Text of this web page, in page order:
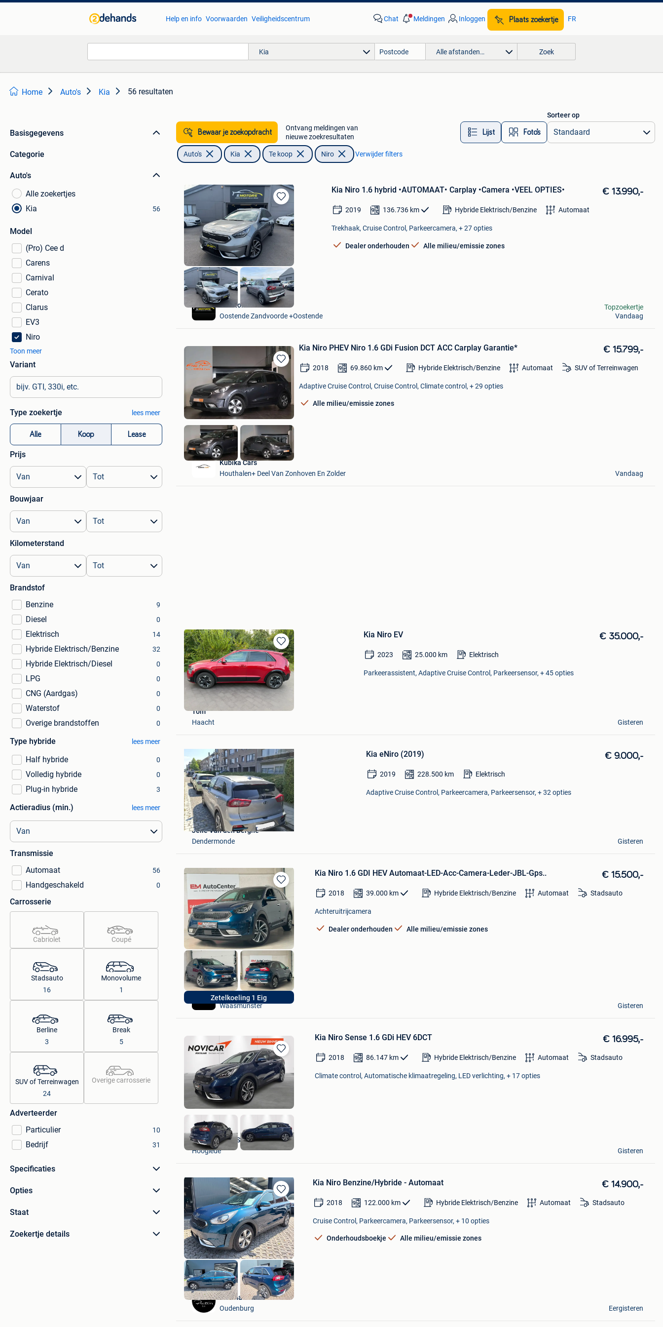
Help en info Voorwaarden Veiligheidscentrum Chat Meldingen Inloggen Plaats zoekertje FR
Kia Alle afstanden… Zoek
Home Auto's Kia 56 resultaten
Basisgegevens
Categorie
Auto's
Alle zoekertjes
Kia
56
Model
(Pro) Cee d
Carens
Carnival
Cerato
Clarus
EV3
Niro
Toon meer
Variant
Type zoekertje lees meer
Alle Koop Lease
Prijs
Bouwjaar
Kilometerstand
Brandstof
Benzine
9
Diesel 0
Elektrisch 14
Hybride Elektrisch/Benzine 32
Hybride Elektrisch/Diesel 0
LPG 0
CNG (Aardgas) 0
Waterstof 0
Overige brandstoffen 0
Type hybride lees meer
Half hybride 0
Volledig hybride 0
Plug-in hybride 3
Actieradius (min.) lees meer
Transmissie
Automaat
56
Handgeschakeld 0
Carrosserie
Cabriolet Coupé
Stadsauto
16
Monovolume
1
Berline
3
Break
5
SUV of Terreinwagen
24
Overige carrosserie
Adverteerder
Particulier
10
Bedrijf 31
Specificaties
Opties
Staat
Zoekertje details
Bewaar je zoekopdracht
Ontvang meldingen van
nieuwe zoekresultaten
Lijst Foto’s
Sorteer op
Auto's Kia Te koop Niro Verwijder filters
Bewaren
in
Mijn
Favorieten
Kia Niro 1.6 hybrid •AUTOMAAT• Carplay •Camera •VEEL OPTIES• € 13.990,-
2019 136.736 km Hybride Elektrisch/Benzine Automaat
Trekhaak, Cruise Control, Parkeercamera, + 27 opties
Dealer onderhouden Alle milieu/emissie zones
S Motors
Oostende Zandvoorde +Oostende
Topzoekertje
Vandaag
Bewaren
Mijn
Favorieten
Kia Niro PHEV Niro 1.6 GDi Fusion DCT ACC Carplay Garantie* € 15.799,-
2018 69.860 km Hybride Elektrisch/Benzine Automaat SUV of Terreinwagen
Adaptive Cruise Control, Cruise Control, Climate control, + 29 opties
Alle milieu/emissie zones
Kubika Cars
Houthalen+ Deel Van Zonhoven En Zolder
Vandaag
Bewaren
in
Mijn
Favorieten
Kia Niro EV € 35.000,-
2023 25.000 km Elektrisch
Parkeerassistent, Adaptive Cruise Control, Parkeersensor, + 45 opties
Tom
Haacht
Gisteren
Mijn
Favorieten
Kia eNiro (2019) € 9.000,-
2019 228.500 km Elektrisch
Adaptive Cruise Control, Parkeercamera, Parkeersensor, + 32 opties
Jelle Van den Berghe
Dendermonde
Gisteren
Bewaren
in
Mijn
Favorieten
Zetelkoeling 1 Eig
Kia Niro 1.6 GDI HEV Automaat-LED-Acc-Camera-Leder-JBL-Gps.. € 15.500,-
2018 39.000 km Hybride Elektrisch/Benzine Automaat Stadsauto
Achteruitrijcamera
Dealer onderhouden Alle milieu/emissie zones
EM AutoCenter
Waasmunster
Gisteren
Bewaren
in
Mijn
Favorieten
Kia Niro Sense 1.6 GDi HEV 6DCT € 16.995,-
2018 86.147 km Hybride Elektrisch/Benzine Automaat Stadsauto
Climate control, Automatische klimaatregeling, LED verlichting, + 17 opties
NOVICAR ROESELARE
Hooglede
Gisteren
Bewaren
in
Mijn
Favorieten
Kia Niro Benzine/Hybride - Automaat € 14.900,-
2018 122.000 km Hybride Elektrisch/Benzine Automaat Stadsauto
Cruise Control, Parkeercamera, Parkeersensor, + 10 opties
Onderhoudsboekje Alle milieu/emissie zones
Autohandel Pieters
Oudenburg
Eergisteren